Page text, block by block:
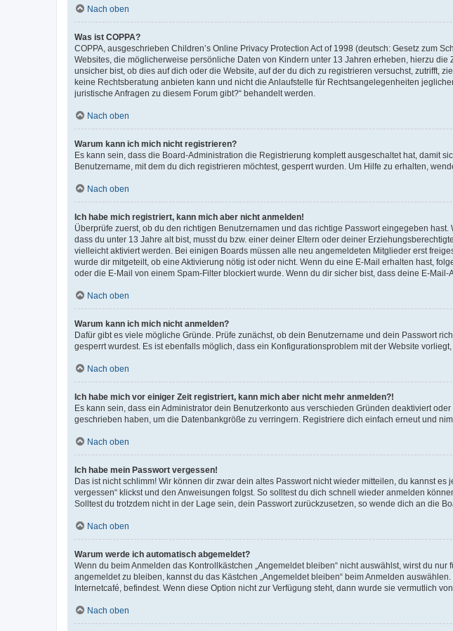
Nach oben
Was ist COPPA?
COPPA, ausgeschrieben Children’s Online Privacy Protection Act of 1998 (deutsch: Gesetz zum
Websites, die möglicherweise persönliche Daten von Kindern unter 13 Jahren erheben, hierzu
unsicher bist, ob dies auf dich oder die Website, auf der du dich zu registrieren versuchst, zutrifft,
keine Rechtsberatung anbieten kann und nicht die Anlaufstelle für Rechtsangelegenheiten
juristische Anfragen zu diesem Forum gibt?“ behandelt werden.
Nach oben
Warum kann ich mich nicht registrieren?
Es kann sein, dass die Board-Administration die Registrierung komplett ausgeschaltet hat, damit
Benutzername, mit dem du dich registrieren möchtest, gesperrt wurden. Um Hilfe zu erhalten,
Nach oben
Ich habe mich registriert, kann mich aber nicht anmelden!
Überprüfe zuerst, ob du den richtigen Benutzernamen und das richtige Passwort eingegeben
dass du unter 13 Jahre alt bist, musst du bzw. einer deiner Eltern oder deiner
vielleicht aktiviert werden. Bei einigen Boards müssen alle neu angemeldeten Mitglieder erst
wurde dir mitgeteilt, ob eine Aktivierung nötig ist oder nicht. Wenn du eine E-Mail erhalten hast,
oder die E-Mail von einem Spam-Filter blockiert wurde. Wenn du dir sicher bist, dass deine E-
Nach oben
Warum kann ich mich nicht anmelden?
Dafür gibt es viele mögliche Gründe. Prüfe zunächst, ob dein Benutzername und dein Passwort
gesperrt wurdest. Es ist ebenfalls möglich, dass ein Konfigurationsproblem mit der Website
Nach oben
Ich habe mich vor einiger Zeit registriert, kann mich aber nicht mehr anmelden?!
Es kann sein, dass ein Administrator dein Benutzerkonto aus verschieden Gründen deaktiviert
geschrieben haben, um die Datenbankgröße zu verringern. Registriere dich einfach erneut und
Nach oben
Ich habe mein Passwort vergessen!
Das ist nicht schlimm! Wir können dir zwar dein altes Passwort nicht wieder mitteilen, du kannst
vergessen“ klickst und den Anweisungen folgst. So solltest du dich schnell wieder anmelden
Solltest du trotzdem nicht in der Lage sein, dein Passwort zurückzusetzen, so wende dich an die
Nach oben
Warum werde ich automatisch abgemeldet?
Wenn du beim Anmelden das Kontrollkästchen „Angemeldet bleiben“ nicht auswählst, wirst du
angemeldet zu bleiben, kannst du das Kästchen „Angemeldet bleiben“ beim Anmelden
Internetcafé, befindest. Wenn diese Option nicht zur Verfügung steht, dann wurde sie vermutlich
Nach oben